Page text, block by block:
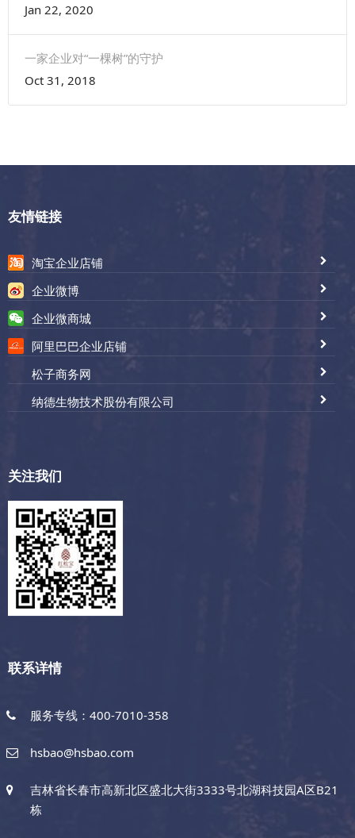
Jan 22, 2020
一家企业对“一棵树”的守护
Oct 31, 2018
友情链接
淘宝企业店铺
企业微博
企业微商城
阿里巴巴企业店铺
松子商务网
纳德生物技术股份有限公司
关注我们
联系详情
服务专线：400-7010-358
hsbao@hsbao.com
吉林省长春市高新北区盛北大街3333号北湖科技园A区B21
栋